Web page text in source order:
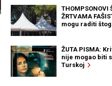
THOMPSONOVI
ŽRTVAMA
mogu raditi
ŽUTA PISMA:
nije mogao biti
Turskoj